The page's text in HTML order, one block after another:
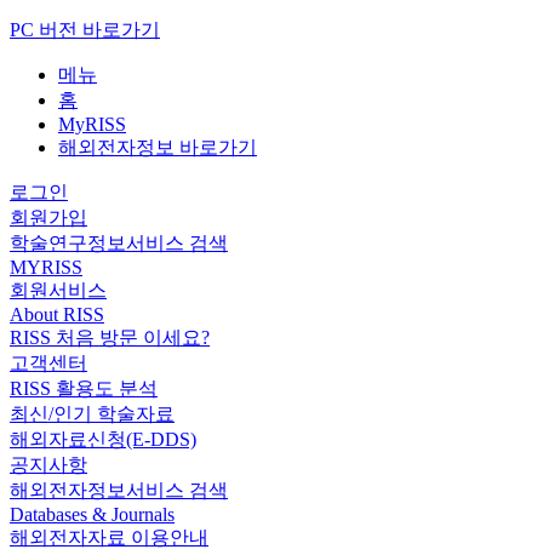
PC 버전 바로가기
메뉴
홈
MyRISS
해외전자정보 바로가기
로그인
회원가입
학술연구정보서비스 검색
MYRISS
회원서비스
About RISS
RISS 처음 방문 이세요?
고객센터
RISS 활용도 분석
최신/인기 학술자료
해외자료신청(E-DDS)
공지사항
해외전자정보서비스 검색
Databases & Journals
해외전자자료 이용안내